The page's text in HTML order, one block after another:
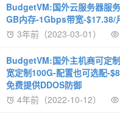
BudgetVM:国外云服务器服
GB内存-1Gbps带宽-$17.38/
3年前（2023-03-01）
BudgetVM:国外主机商可定
宽定制100G-配置也可选配-
免费提供DDOS防御
4年前（2022-10-12）